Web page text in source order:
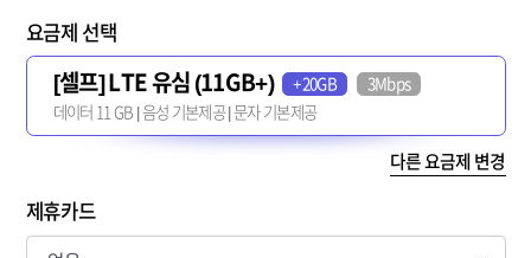
요금제 선택
[셀프] LTE 유심 (11GB+) +20GB
3Mbps
데이터 11 GB | 음성 기본제공 | 문자 기본제공
다른 요금제 변경
제휴카드